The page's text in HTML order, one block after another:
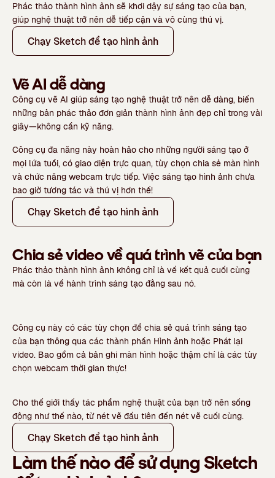
Phác thảo thành hình ảnh sẽ khơi dậy sự sáng tạo của bạn,
giúp nghệ thuật trở nên dễ tiếp cận và vô cùng thú vị.
Chạy Sketch để tạo hình ảnh
Vẽ AI dễ dàng
Công cụ vẽ AI giúp sáng tạo nghệ thuật trở nên dễ dàng, biến
những bản phác thảo đơn giản thành hình ảnh đẹp chỉ trong vài
giây—không cần kỹ năng.
Công cụ đa năng này hoàn hảo cho những người sáng tạo ở
mọi lứa tuổi, có giao diện trực quan, tùy chọn chia sẻ màn hình
và chức năng webcam trực tiếp. Việc sáng tạo hình ảnh chưa
bao giờ tương tác và thú vị hơn thế!
Chạy Sketch để tạo hình ảnh
Chia sẻ video về quá trình vẽ của bạn
Phác thảo thành hình ảnh không chỉ là về kết quả cuối cùng
mà còn là về hành trình sáng tạo đằng sau nó.
Công cụ này có các tùy chọn để chia sẻ quá trình sáng tạo
của bạn thông qua các thành phần Hình ảnh hoặc Phát lại
video. Bao gồm cả bản ghi màn hình hoặc thậm chí là các tùy
chọn webcam thời gian thực!
Cho thế giới thấy tác phẩm nghệ thuật của bạn trở nên sống
động như thế nào, từ nét vẽ đầu tiên đến nét vẽ cuối cùng.
Chạy Sketch để tạo hình ảnh
Làm thế nào để sử dụng Sketch